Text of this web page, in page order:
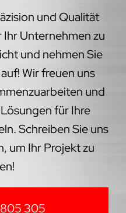
Schreiben Sie uns
um Ihr Projekt zu
305